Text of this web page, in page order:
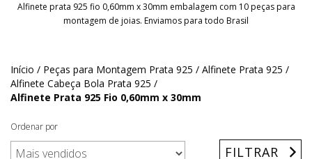
Alfinete prata 925 fio 0,60mm x 30mm embalagem com 10 peças para
montagem de joias. Enviamos para todo Brasil
Início / Peças para Montagem Prata 925 / Alfinete Prata 925 /
Alfinete Cabeça Bola Prata 925 /
Alfinete Prata 925 Fio 0,60mm x 30mm
Ordenar por
FILTRAR